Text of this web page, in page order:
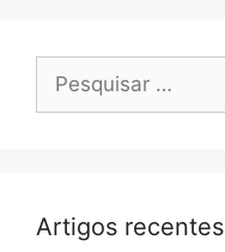
Pesquisar
Artigos recentes